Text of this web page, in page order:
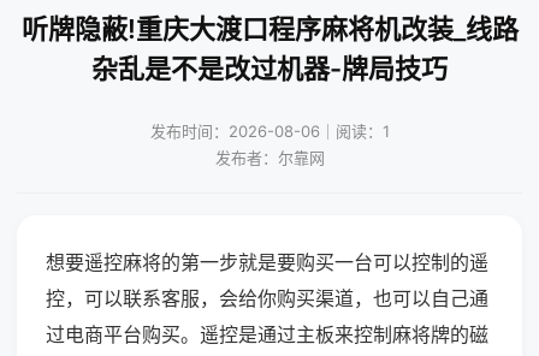
听牌隐蔽!重庆大渡口程序麻将机改装_线路
杂乱是不是改过机器-牌局技巧
发布时间：2026-08-06｜阅读：1
发布者：尔靠网
想要遥控麻将的第一步就是要购买一台可以控制的遥
控，可以联系客服，会给你购买渠道，也可以自己通
过电商平台购买。遥控是通过主板来控制麻将牌的磁